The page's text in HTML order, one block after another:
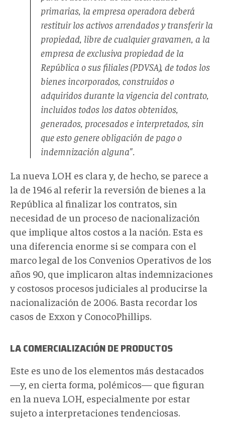
primarias, la empresa operadora deberá
restituir los activos arrendados y transferir la
propiedad, libre de cualquier gravamen, a la
empresa de exclusiva propiedad de la
República o sus filiales (PDVSA), de todos los
bienes incorporados, construidos o
adquiridos durante la vigencia del contrato,
incluidos todos los datos obtenidos,
generados, procesados e interpretados, sin
que esto genere obligación de pago o
indemnización alguna".
La nueva LOH es clara y, de hecho, se parece a
la de 1946 al referir la reversión de bienes a la
República al finalizar los contratos, sin
necesidad de un proceso de nacionalización
que implique altos costos a la nación. Esta es
una diferencia enorme si se compara con el
marco legal de los Convenios Operativos de los
años 90, que implicaron altas indemnizaciones
y costosos procesos judiciales al producirse la
nacionalización de 2006. Basta recordar los
casos de Exxon y ConocoPhillips.
LA COMERCIALIZACIÓN DE PRODUCTOS
Este es uno de los elementos más destacados
—y, en cierta forma, polémicos— que figuran
en la nueva LOH, especialmente por estar
sujeto a interpretaciones tendenciosas.